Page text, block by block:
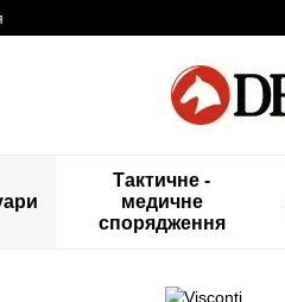
Тактичне -
медичне
спорядження